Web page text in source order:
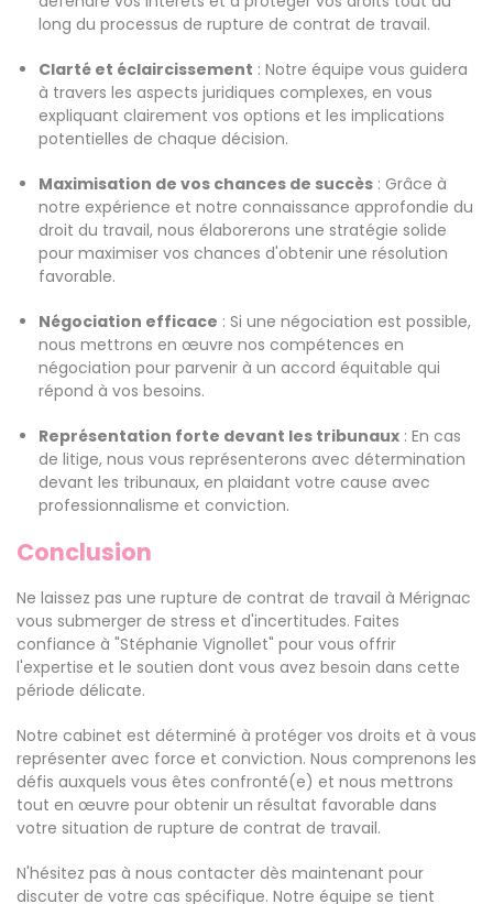
long du processus de rupture de contrat de travail.
Clarté et éclaircissement : Notre équipe vous guidera
à travers les aspects juridiques complexes, en vous
expliquant clairement vos options et les implications
potentielles de chaque décision.
Maximisation de vos chances de succès : Grâce à
notre expérience et notre connaissance approfondie du
droit du travail, nous élaborerons une stratégie solide
pour maximiser vos chances d'obtenir une résolution
favorable.
Négociation efficace : Si une négociation est possible,
nous mettrons en œuvre nos compétences en
négociation pour parvenir à un accord équitable qui
répond à vos besoins.
Représentation forte devant les tribunaux : En cas
de litige, nous vous représenterons avec détermination
devant les tribunaux, en plaidant votre cause avec
professionnalisme et conviction.
Conclusion
Ne laissez pas une rupture de contrat de travail à Mérignac
vous submerger de stress et d'incertitudes. Faites
confiance à "Stéphanie Vignollet" pour vous offrir
l'expertise et le soutien dont vous avez besoin dans cette
période délicate.
Notre cabinet est déterminé à protéger vos droits et à vous
représenter avec force et conviction. Nous comprenons les
défis auxquels vous êtes confronté(e) et nous mettrons
tout en œuvre pour obtenir un résultat favorable dans
votre situation de rupture de contrat de travail.
N'hésitez pas à nous contacter dès maintenant pour
discuter de votre cas spécifique. Notre équipe se tient